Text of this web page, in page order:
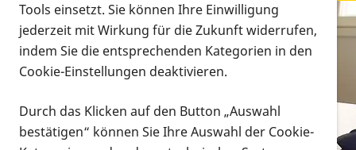
Infomaterial
Infomaterial
Vorlesen
Tools einsetzt. Sie können Ihre Einwilligung
jederzeit mit Wirkung für die Zukunft widerrufen,
indem Sie die entsprechenden Kategorien in den
Cookie-Einstellungen deaktivieren.
Durch das Klicken auf den Button „Auswahl
bestätigen“ können Sie Ihre Auswahl der Cookie-